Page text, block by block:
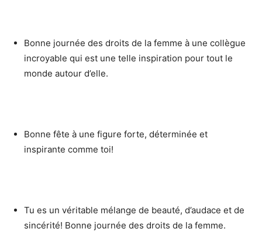
Bonne journée des droits de la femme à une collègue
incroyable qui est une telle inspiration pour tout le
monde autour d’elle.
Bonne fête à une figure forte, déterminée et
inspirante comme toi!
Tu es un véritable mélange de beauté, d’audace et de
sincérité! Bonne journée des droits de la femme.